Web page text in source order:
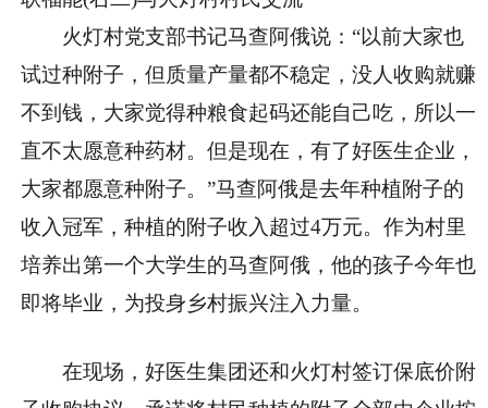
火灯村党支部书记马查阿俄说：“以前大家也
试过种附子，但质量产量都不稳定，没人收购就赚
不到钱，大家觉得种粮食起码还能自己吃，所以一
直不太愿意种药材。但是现在，有了好医生企业，
大家都愿意种附子。”马查阿俄是去年种植附子的
收入冠军，种植的附子收入超过4万元。作为村里
培养出第一个大学生的马查阿俄，他的孩子今年也
即将毕业，为投身乡村振兴注入力量。
在现场，好医生集团还和火灯村签订保底价附